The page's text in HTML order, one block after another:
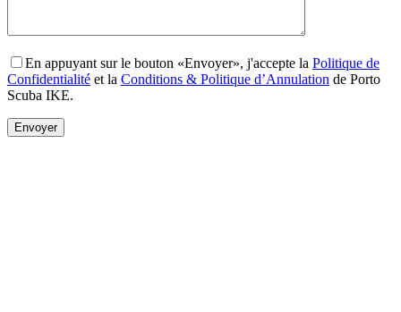
En appuyant sur le bouton «Envoyer», j'accepte la Politique de
Confidentialité et la Conditions & Politique d’Annulation de Porto
Scuba IKE.